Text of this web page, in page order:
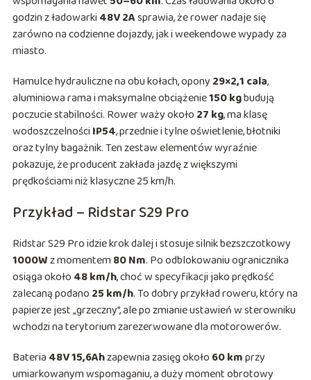
godzin z ładowarki 48V 2Asprawia, że rower nadaje się
zarówno na codzienne dojazdy, jak i weekendowe wypady za
miasto.
Hamulce hydrauliczne na obu kołach, opony 29×2,1 cala,
aluminiowa rama i maksymalne obciążenie150 kgbudują
poczucie stabilności. Rower waży około 27 kg, ma klasę
wodoszczelności IP54, przednie i tylne oświetlenie, błotniki
oraz tylny bagażnik. Ten zestaw elementów wyraźnie
pokazuje, że producent zakłada jazdę z większymi
prędkościami niż klasyczne 25 km/h.
Przykład – Ridstar S29 Pro
Ridstar S29 Pro idzie krok dalej i stosuje silnik bezszczotkowy
1000Wz momentem80 Nm. Po odblokowaniu ogranicznika
osiąga około 48 km/h, choć w specyfikacji jako prędkość
zalecaną podano 25 km/h. To dobry przykład roweru, który na
papierze jest „grzeczny”, ale po zmianie ustawień w sterowniku
wchodzi na terytorium zarezerwowane dla motorowerów.
Bateria 48V 15,6Ahzapewnia zasięg około 60 kmprzy
umiarkowanym wspomaganiu, a duży moment obrotowy